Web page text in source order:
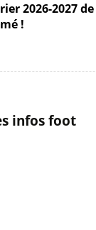
2026-2027
!
infos foot